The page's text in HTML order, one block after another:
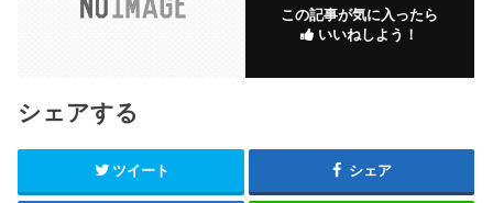
この記事が気に入ったら
いいねしよう！
シェアする
ツイート シェア